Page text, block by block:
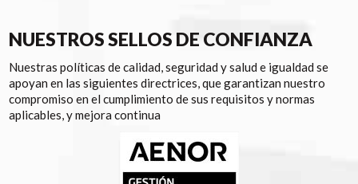
NUESTROS SELLOS DE CONFIANZA
Nuestras políticas de calidad, seguridad y salud e igualdad se
apoyan en las siguientes directrices, que garantizan nuestro
compromiso en el cumplimiento de sus requisitos y normas
aplicables, y mejora continua